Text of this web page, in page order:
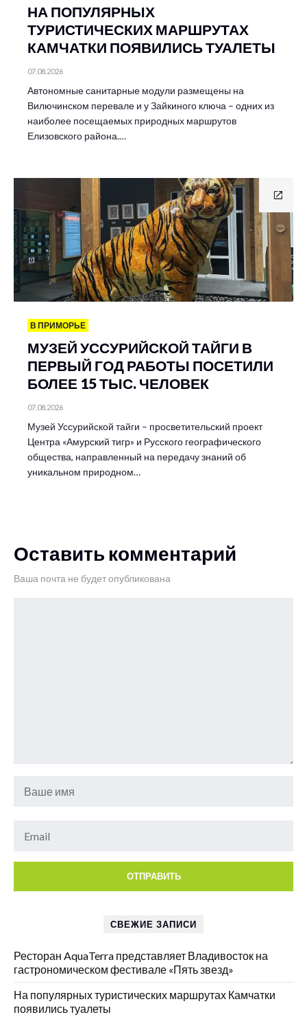
НА ПОПУЛЯРНЫХ
ТУРИСТИЧЕСКИХ МАРШРУТАХ
КАМЧАТКИ ПОЯВИЛИСЬ ТУАЛЕТЫ
07.08.2026
Автономные санитарные модули размещены на
Вилючинском перевале и у Зайкиного ключа – одних из
наиболее посещаемых природных маршрутов
Елизовского района.…
В ПРИМОРЬЕ
МУЗЕЙ УССУРИЙСКОЙ ТАЙГИ В
ПЕРВЫЙ ГОД РАБОТЫ ПОСЕТИЛИ
БОЛЕЕ 15 ТЫС. ЧЕЛОВЕК
07.08.2026
Музей Уссурийской тайги – просветительский проект
Центра «Амурский тигр» и Русского географического
общества, направленный на передачу знаний об
уникальном природном…
Оставить комментарий
Ваша почта не будет опубликована
СВЕЖИЕ ЗАПИСИ
Ресторан AquaTerra представляет Владивосток на
гастрономическом фестивале «Пять звезд»
На популярных туристических маршрутах Камчатки
появились туалеты